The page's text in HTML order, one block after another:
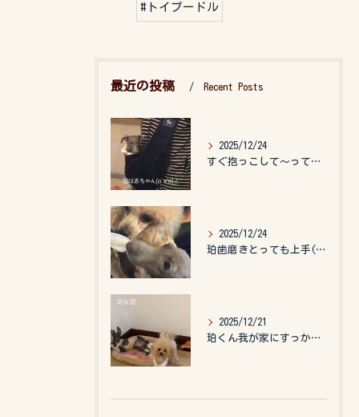
#トイプードル
最近の投稿 Recent Posts
2025/12/24
すぐ抱っこして〜って言うので、抱っこ紐に入れてゆらゆら☺️
2025/12/24
珀歯磨きとっても上手(о´∀`о)
2025/12/21
珀くん我が家にすっかりなれて、キッズのお世話もしてくれて、今...